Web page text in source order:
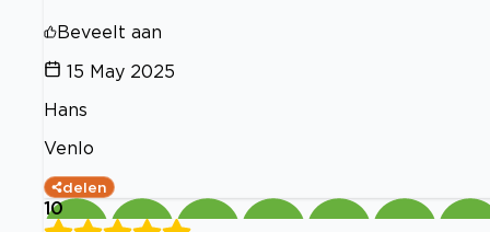
Beveelt aan
15 May 2025
Hans
Venlo
delen
10